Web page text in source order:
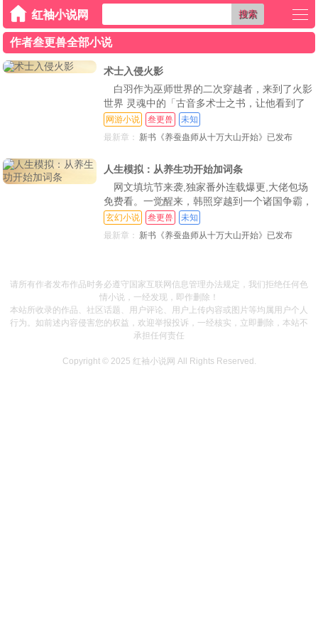
搜索
作者叁更兽全部小说
术士入侵火影
白羽作为巫师世界的二次穿越者，来到了火影
世界 灵魂中的「古音多术士之书，让他看到了
成为高级巫师的可能 威力强大的豪火球，飞行
速度却比不过改良版的0级法术【酸液飞弹 当秽
术士是巫师的分支，那我会点忍术是合情合理的
吧 说完
网游小说 叁更兽
未知
最新章： 新书《养蚕蛊师从十万大山开始》已发布
人生模拟：从养生功开始加词条
网文填坑节来袭,独家番外连载爆更,大佬包场
免费看。一觉醒来，韩照穿越到一个诸国争霸，
妖魔横行的世界 神兵世家高高在上，灵兽豪门
俯瞰众生。武道体系传承断层，日渐衰微 韩照
【你练
玄幻小说 叁更兽
未知
最新章： 新书《养蚕蛊师从十万大山开始》已发布
请所有作者发布作品时务必遵守国家互联网信息管理办法规定，我们拒绝任何色
情小说，一经发现，即作删除！
本站所收录的作品、社区话题、用户评论、用户上传内容或图片等均属用户个人
行为。如前述内容侵害您的权益，欢迎举报投诉，一经核实，立即删除，本站不
承担任何责任
Copyright © 2025 红袖小说网 All Rights Reserved.